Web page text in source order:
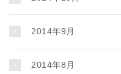
2014年9月
2014年8月